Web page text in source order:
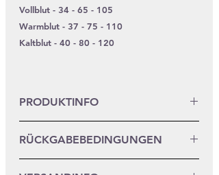
Vollblut - 34 - 65 - 105
Warmblut - 37 - 75 - 110
Kaltblut - 40 - 80 - 120
PRODUKTINFO
10mm. Die Biothane ist 16mm breit.
RÜCKGABEBEDINGUNGEN